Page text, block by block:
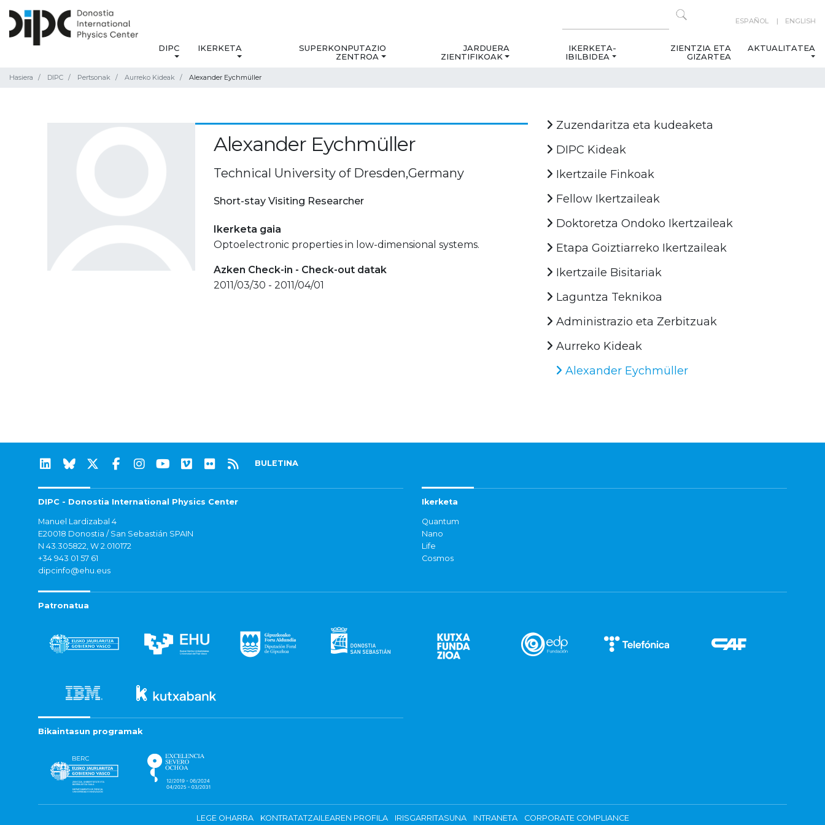
ESPAÑOL ENGLISH
DIPC IKERKETA
SUPERKONPUTAZIO
ZENTROA
JARDUERA
ZIENTIFIKOAK
IKERKETA-
IBILBIDEA
ZIENTZIA ETA
GIZARTEA
AKTUALITATEA
Hasiera DIPC Pertsonak Aurreko Kideak Alexander Eychmüller
Alexander Eychmüller
Technical University of Dresden,Germany
Short-stay Visiting Researcher
Ikerketa gaia
Optoelectronic properties in low-dimensional systems.
Azken Check-in - Check-out datak
2011/03/30 - 2011/04/01
Zuzendaritza eta kudeaketa
DIPC Kideak
Ikertzaile Finkoak
Fellow Ikertzaileak
Doktoretza Ondoko Ikertzaileak
Etapa Goiztiarreko Ikertzaileak
Ikertzaile Bisitariak
Laguntza Teknikoa
Administrazio eta Zerbitzuak
Aurreko Kideak
Alexander Eychmüller
BULETINA
DIPC - Donostia International Physics Center
Manuel Lardizabal 4
E20018 Donostia / San Sebastián SPAIN
N 43.305822, W 2.010172
+34 943 01 57 61
dipcinfo@ehu.eus
Ikerketa
Quantum
Nano
Life
Cosmos
Patronatua
Bikaintasun programak
LEGE OHARRA KONTRATATZAILEAREN PROFILA IRISGARRITASUNA INTRANETA CORPORATE COMPLIANCE